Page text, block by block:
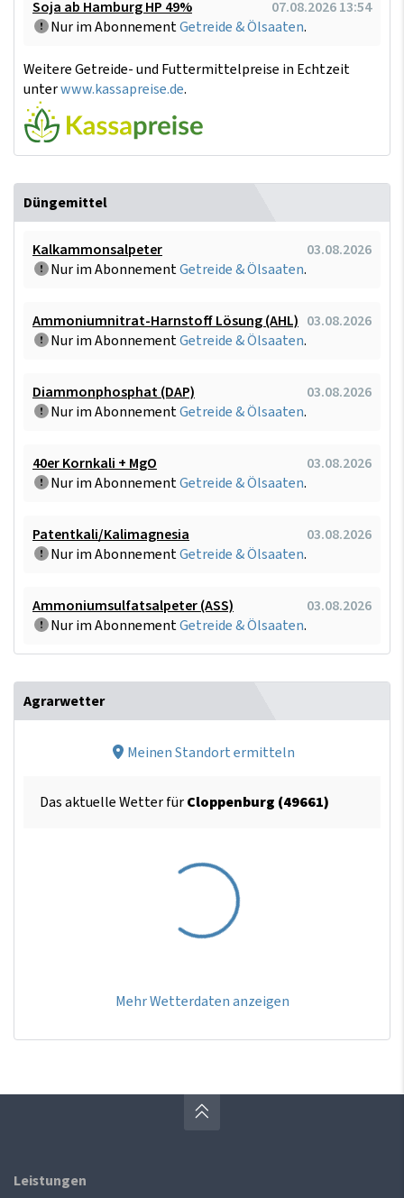
Soja ab Hamburg HP 49%
07.08.2026 13:54
Nur im AbonnementGetreide & Ölsaaten.
Weitere Getreide- und Futtermittelpreise in Echtzeit
unterwww.kassapreise.de.
Düngemittel
Kalkammonsalpeter
03.08.2026
Nur im AbonnementGetreide & Ölsaaten.
Ammoniumnitrat-Harnstoff Lösung (AHL) 03.08.2026
Nur im AbonnementGetreide & Ölsaaten.
Diammonphosphat (DAP)
03.08.2026
Nur im AbonnementGetreide & Ölsaaten.
40er Kornkali + MgO
03.08.2026
Nur im AbonnementGetreide & Ölsaaten.
Patentkali/Kalimagnesia
03.08.2026
Nur im AbonnementGetreide & Ölsaaten.
Ammoniumsulfatsalpeter (ASS)
03.08.2026
Nur im AbonnementGetreide & Ölsaaten.
Agrarwetter
Meinen Standort ermitteln
Das aktuelle Wetter fürCloppenburg (49661)
Mehr Wetterdaten anzeigen
Leistungen